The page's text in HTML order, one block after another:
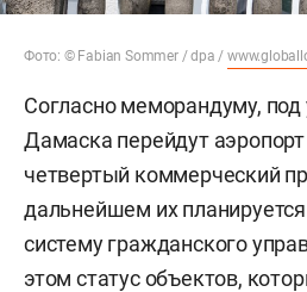
Фото: © Fabian Sommer / dpa /
Согласно меморандуму, под
Дамаска перейдут
четвертый коммерческий
дальнейшем их
систему гражданского
этом статус объектов,